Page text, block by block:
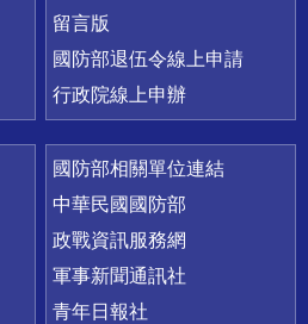
留言版
國防部退伍令線上申請
行政院線上申辦
國防部相關單位連結
中華民國國防部
政戰資訊服務網
軍事新聞通訊社
青年日報社